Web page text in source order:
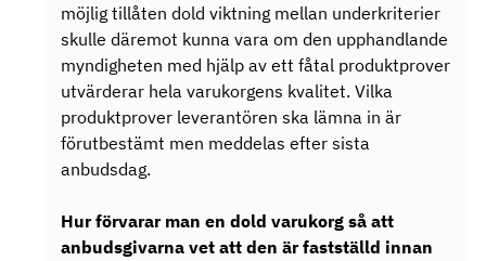
möjlig tillåten dold viktning mellan underkriterier
skulle däremot kunna vara om den upphandlande
myndigheten med hjälp av ett fåtal produktprover
utvärderar hela varukorgens kvalitet. Vilka
produktprover leverantören ska lämna in är
förutbestämt men meddelas efter sista
anbudsdag.
Hur förvarar man en dold varukorg så att
anbudsgivarna vet att den är fastställd innan